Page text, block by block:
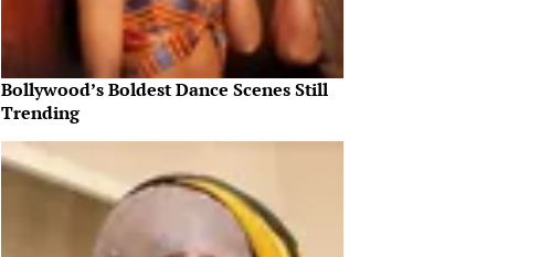
Bollywood’s Boldest Dance Scenes Still
Trending